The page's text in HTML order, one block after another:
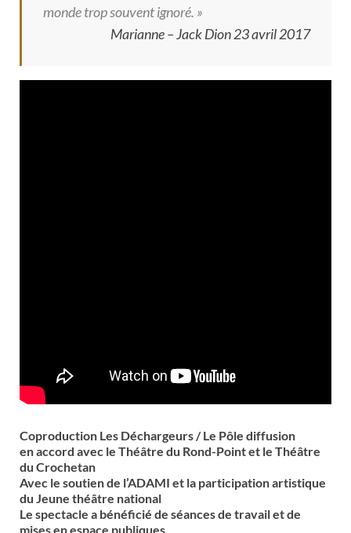
monde trop souvent ignoré. »
Marianne – Jack Dion 23 avril 2017
Coproduction Les Déchargeurs / Le Pôle diffusion
en accord avec le Théâtre du Rond-Pointet le Théâtre
du Crochetan
Avec le soutien de l’ADAMI et la participation artistique
du Jeune théâtre national
Le spectacle a bénéficié de séances de travail et de
mises en espace publiques